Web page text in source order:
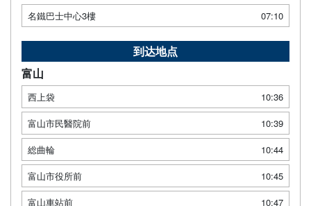
名鐵巴士中心3樓 07:10
到达地点
富山
西上袋
10:36
富山市民醫院前
10:39
総曲輪
10:44
富山市役所前
10:45
富山車站前
10:47